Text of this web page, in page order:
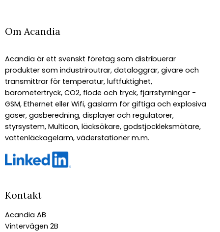
Om Acandia
Acandia är ett svenskt företag som distribuerar
produkter som industriroutrar, dataloggrar, givare och
transmittrar för temperatur, luftfuktighet,
barometertryck, CO2, flöde och tryck, fjärrstyrningar -
GSM, Ethernet eller Wifi, gaslarm för giftiga och explosiva
gaser, gasberedning, displayer och regulatorer,
styrsystem, Multicon, läcksökare, godstjockleksmätare,
vattenläckagelarm, väderstationer m.m.
Kontakt
Acandia AB
Vintervägen 2B